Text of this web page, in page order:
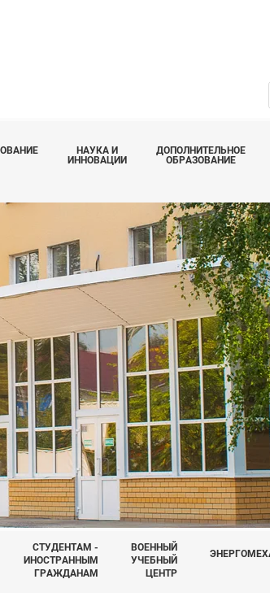
НАУКА И
ИННОВАЦИИ
ДОПОЛНИТЕЛЬНОЕ
ОБРАЗОВАНИЕ
СТУДЕНТАМ -
ИНОСТРАННЫМ
ГРАЖДАНАМ
ВОЕННЫЙ
УЧЕБНЫЙ
ЦЕНТР